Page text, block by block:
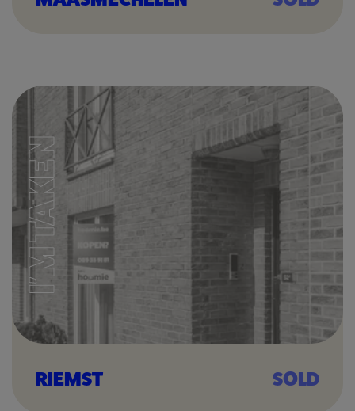
I'M TAKEN
SOLD
RIEMST